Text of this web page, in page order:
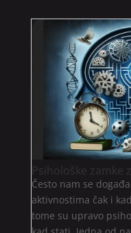
Psihološke zamke
Često nam se
aktivnostima čak i
tome su upravo